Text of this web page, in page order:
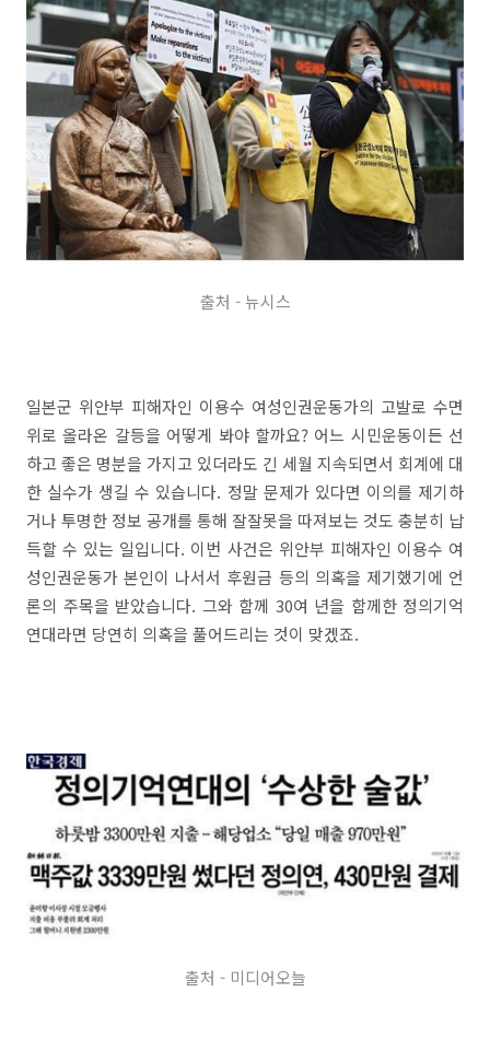
출처 - 뉴시스
일본군 위안부 피해자인 이용수 여성인권운동가의 고발로 수면
위로 올라온 갈등을 어떻게 봐야 할까요? 어느 시민운동이든 선
하고 좋은 명분을 가지고 있더라도 긴 세월 지속되면서 회계에 대
한 실수가 생길 수 있습니다. 정말 문제가 있다면 이의를 제기하
거나 투명한 정보 공개를 통해 잘잘못을 따져보는 것도 충분히 납
득할 수 있는 일입니다. 이번 사건은 위안부 피해자인 이용수 여
성인권운동가 본인이 나서서 후원금 등의 의혹을 제기했기에 언
론의 주목을 받았습니다. 그와 함께 30여 년을 함께한 정의기억
연대라면 당연히 의혹을 풀어드리는 것이 맞겠죠.
출처 - 미디어오늘